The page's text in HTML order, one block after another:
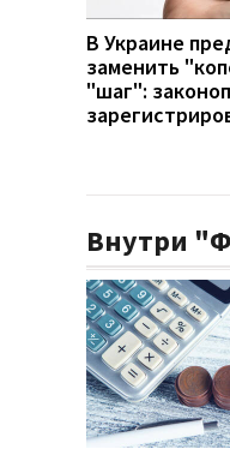
В Украине
заменить
"шаг":
Внутри